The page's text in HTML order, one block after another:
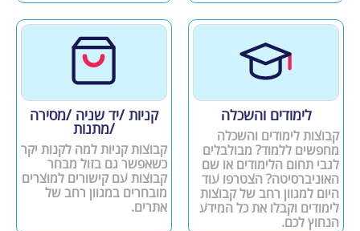
לימודים והשכלה
קבוצות לימודים והשכלה
מחפשים ללמוד? מבולבלים
לגבי תחום הלימודים או שם
האוניברסיטה? הצטרפו עוד
היום למגוון רחב של קבוצות
לימודים וקבלו את כל המידע
הנחוץ לכם.
קניות /יד שניה /מסירה
/מתנות
קבוצות קניות למה לקנות יקר
כשאפשר גם בזול מבחר
קבוצות עם קישורים למוצרים
מובחרים במגוון רחב של
אתרים.